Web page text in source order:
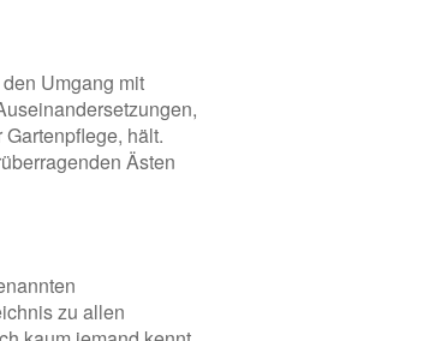
Umgang mit
hält.
Ästen
zu allen